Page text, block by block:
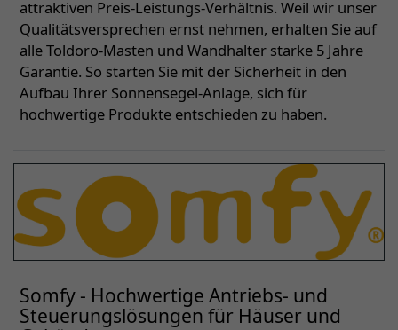
attraktiven Preis-Leistungs-Verhältnis. Weil wir unser
Qualitätsversprechen ernst nehmen, erhalten Sie auf
alle Toldoro-Masten und Wandhalter starke 5 Jahre
Garantie. So starten Sie mit der Sicherheit in den
Aufbau Ihrer Sonnensegel-Anlage, sich für
hochwertige Produkte entschieden zu haben.
Somfy - Hochwertige Antriebs- und
Steuerungslösungen für Häuser und